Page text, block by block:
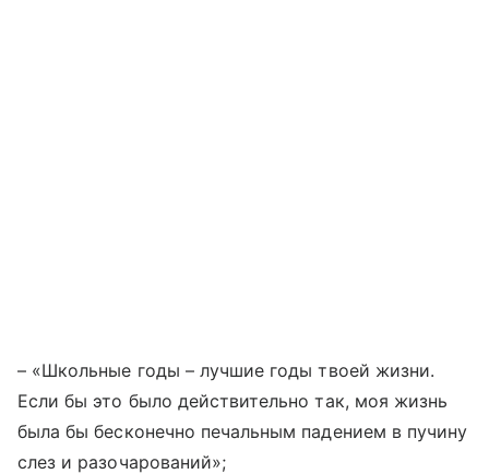
– «Школьные годы – лучшие годы твоей жизни.
Если бы это было действительно так, моя жизнь
была бы бесконечно печальным падением в пучину
слез и разочарований»;